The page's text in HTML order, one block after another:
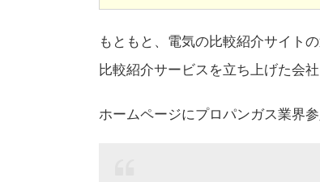
もともと、電気の比較紹介サイト
比較紹介サービスを立ち上げた会社
ホームページにプロパンガス業界